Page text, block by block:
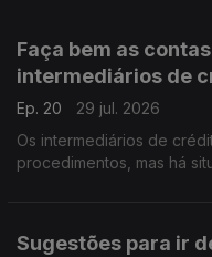
Faça bem as
intermediários de
Ep. 20
29 jul. 2026
Os intermediários de
procedimentos, mas há
Sugestões para ir